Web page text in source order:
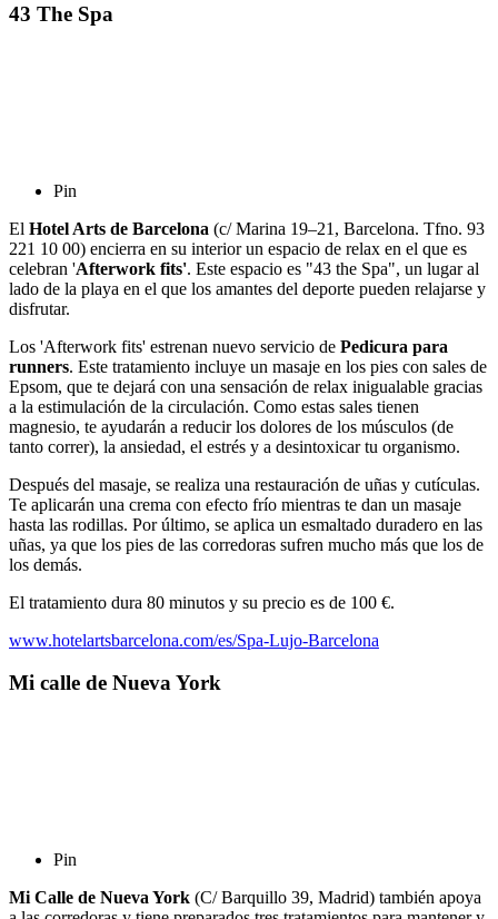
43 The Spa
Pin
El Hotel Arts de Barcelona (c/ Marina 19–21, Barcelona. Tfno. 93
221 10 00) encierra en su interior un espacio de relax en el que es
celebran 'Afterwork fits'. Este espacio es "43 the Spa", un lugar al
lado de la playa en el que los amantes del deporte pueden relajarse y
disfrutar.
Los 'Afterwork fits' estrenan nuevo servicio de Pedicura para
runners. Este tratamiento incluye un masaje en los pies con sales de
Epsom, que te dejará con una sensación de relax inigualable gracias
a la estimulación de la circulación. Como estas sales tienen
magnesio, te ayudarán a reducir los dolores de los músculos (de
tanto correr), la ansiedad, el estrés y a desintoxicar tu organismo.
Después del masaje, se realiza una restauración de uñas y cutículas.
Te aplicarán una crema con efecto frío mientras te dan un masaje
hasta las rodillas. Por último, se aplica un esmaltado duradero en las
uñas, ya que los pies de las corredoras sufren mucho más que los de
los demás.
El tratamiento dura 80 minutos y su precio es de 100 €.
www.hotelartsbarcelona.com/es/Spa-Lujo-Barcelona
Mi calle de Nueva York
Pin
Mi Calle de Nueva York (C/ Barquillo 39, Madrid) también apoya